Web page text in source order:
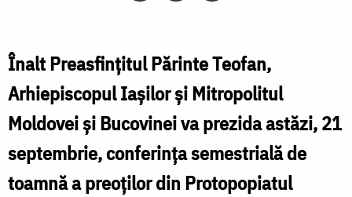
Înalt Preasfințitul Părinte Teofan,
Arhiepiscopul Iașilor și Mitropolitul
Moldovei și Bucovinei va prezida astăzi, 21
septembrie, conferința semestrială de
toamnă a preoților din Protopopiatul